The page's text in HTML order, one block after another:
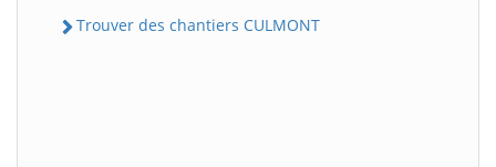
Trouver des chantiers CULMONT